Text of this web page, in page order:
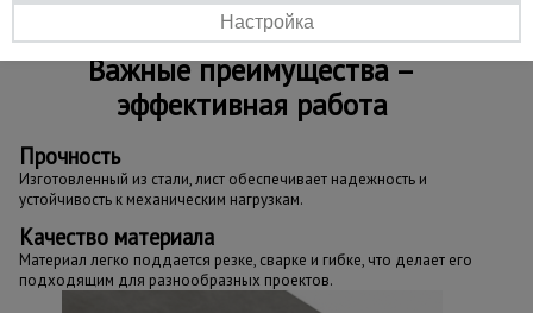
Важные преимущества –
эффективная работа
Прочность
Изготовленный из стали, лист обеспечивает надежность и
устойчивость к механическим нагрузкам.
Качество материала
Материал легко поддается резке, сварке и гибке, что делает его
подходящим для разнообразных проектов.
Настройка